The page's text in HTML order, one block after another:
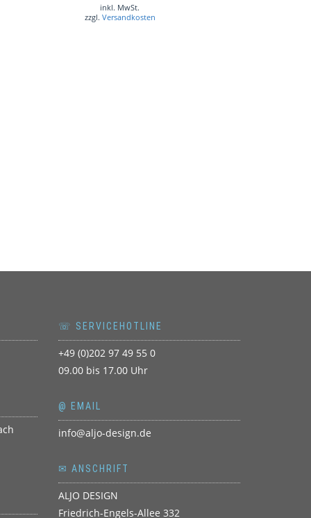
inkl. MwSt.
zzgl. Versandkosten
☏ SERVICEHOTLINE
+49 (0)202 97 49 55 0
09.00 bis 17.00 Uhr
@ EMAIL
info@aljo-design.de
✉ ANSCHRIFT
ALJO DESIGN
Friedrich-Engels-Allee 332